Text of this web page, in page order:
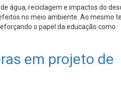
água, reciclagem e impactos do
no meio ambiente. Ao mesmo
o papel da educação como
em projeto de